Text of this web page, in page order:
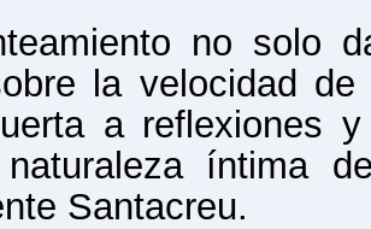
no solo
la velocidad
a reflexiones
íntima
Santacreu.